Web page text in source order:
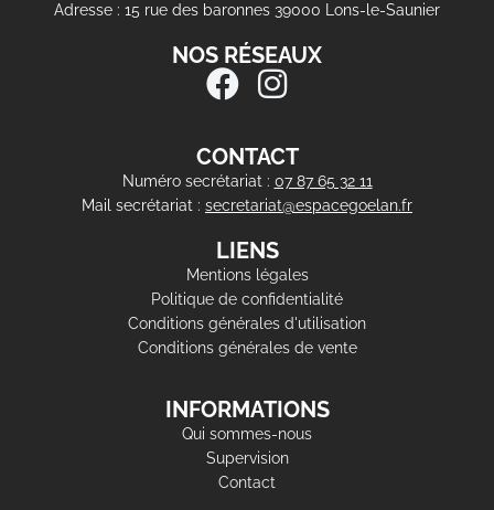
Adresse : 15 rue des baronnes 39000 Lons-le-Saunier
NOS RÉSEAUX
CONTACT
Numéro secrétariat : 07 87 65 32 11
Mail secrétariat : secretariat@espacegoelan.fr
LIENS
Mentions légales
Politique de confidentialité
Conditions générales d'utilisation
Conditions générales de vente
INFORMATIONS
Qui sommes-nous
Supervision
Contact